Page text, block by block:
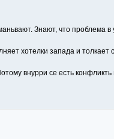
Знают, что проблема в
хотелки запада и толкает
внурри се есть